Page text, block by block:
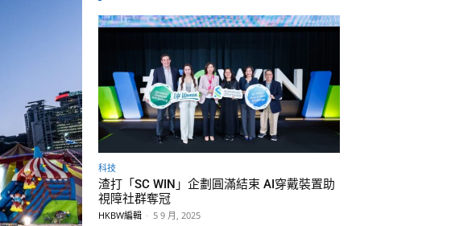
科技
渣打「SC WIN」企劃圓滿結束 AI穿戴裝置助
視障社群奪冠
HKBW編輯 - 5 9 月, 2025